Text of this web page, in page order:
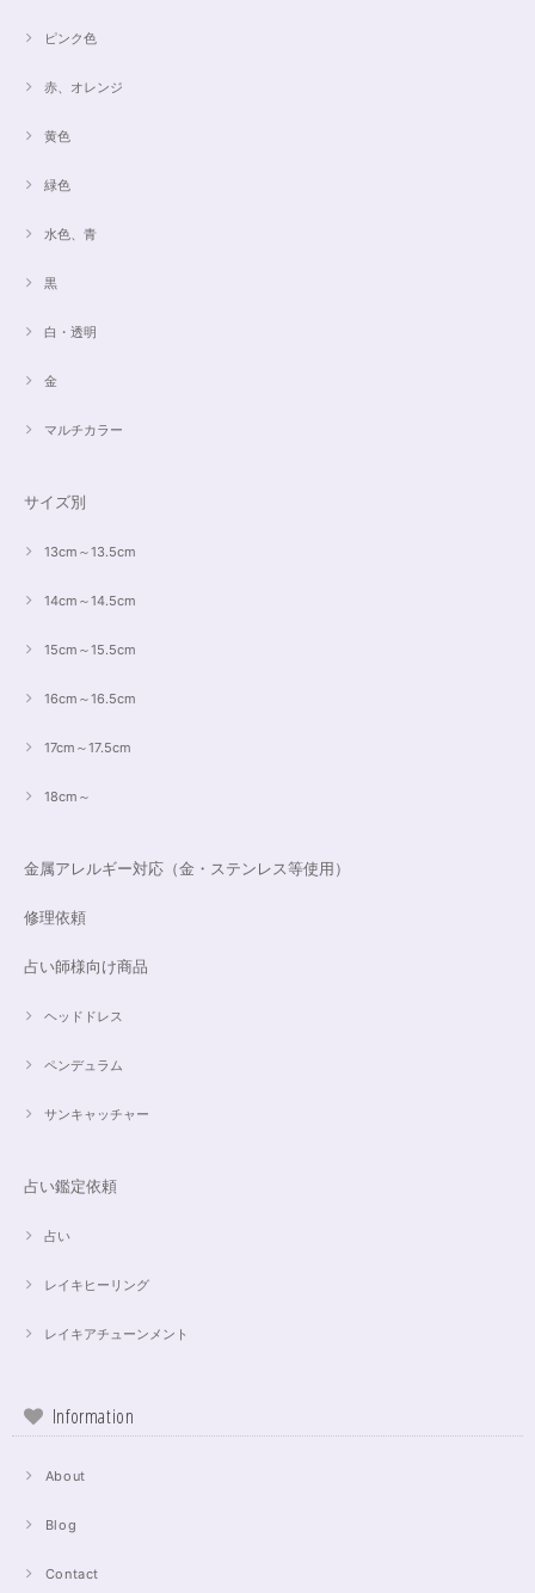
ピンク色
赤、オレンジ
黄色
緑色
水色、青
黒
白・透明
金
マルチカラー
サイズ別
13cm～13.5cm
14cm～14.5cm
15cm～15.5cm
16cm～16.5cm
17cm～17.5cm
18cm～
金属アレルギー対応（金・ステンレス等使用）
修理依頼
占い師様向け商品
ヘッドドレス
ペンデュラム
サンキャッチャー
占い鑑定依頼
占い
レイキヒーリング
レイキアチューンメント
Information
About
Blog
Contact